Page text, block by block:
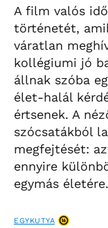
A film valós
történetét,
váratlan
kollégiumi jó
állnak szóba
élet-halál
értsenek. A
szócsatákból
megfejtését:
ennyire
egymás életére.
EGYKUTYA